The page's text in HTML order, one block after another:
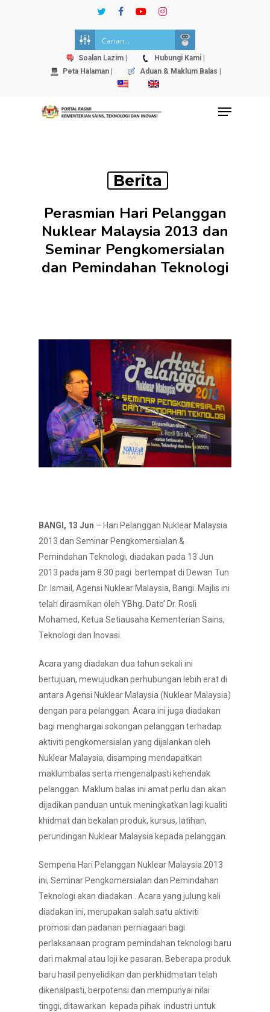
twitterfacebookyoutubeinstagram
Soalan Lazim |
Hubungi Kami |
Peta Halaman |
Aduan & Maklum Balas |
Menu
Berita
Perasmian Hari Pelanggan
Nuklear Malaysia 2013 dan
Seminar Pengkomersialan
dan Pemindahan Teknologi
BANGI, 13 Jun – Hari Pelanggan Nuklear Malaysia
2013 dan Seminar Pengkomersialan &
Pemindahan Teknologi, diadakan pada 13 Jun
2013 pada jam 8.30 pagi bertempat di Dewan Tun
Dr. Ismail, Agensi Nuklear Malaysia, Bangi. Majlis ini
telah dirasmikan oleh YBhg. Dato’ Dr. Rosli
Mohamed, Ketua Setiausaha Kementerian Sains,
Teknologi dan Inovasi.
Acara yang diadakan dua tahun sekali ini
bertujuan, mewujudkan perhubungan lebih erat di
antara Agensi Nuklear Malaysia (Nuklear Malaysia)
dengan para pelanggan. Acara ini juga diadakan
bagi menghargai sokongan pelanggan terhadap
aktiviti pengkomersialan yang dijalankan oleh
Nuklear Malaysia, disamping mendapatkan
maklumbalas serta mengenalpasti kehendak
pelanggan. Maklum balas ini amat perlu dan akan
dijadikan panduan untuk meningkatkan lagi kualiti
khidmat dan bekalan produk, kursus, latihan,
perundingan Nuklear Malaysia kepada pelanggan.
Sempena Hari Pelanggan Nuklear Malaysia 2013
ini, Seminar Pengkomersialan dan Pemindahan
Teknologi akan diadakan . Acara yang julung kali
diadakan ini, merupakan salah satu aktiviti
promosi dan padanan perniagaan bagi
perlaksanaan program pemindahan teknologi baru
dari makmal atau loji ke pasaran. Beberapa produk
baru hasil penyelidikan dan perkhidmatan telah
dikenalpasti, berpotensi dan mempunyai nilai
tinggi, ditawarkan kepada pihak industri untuk